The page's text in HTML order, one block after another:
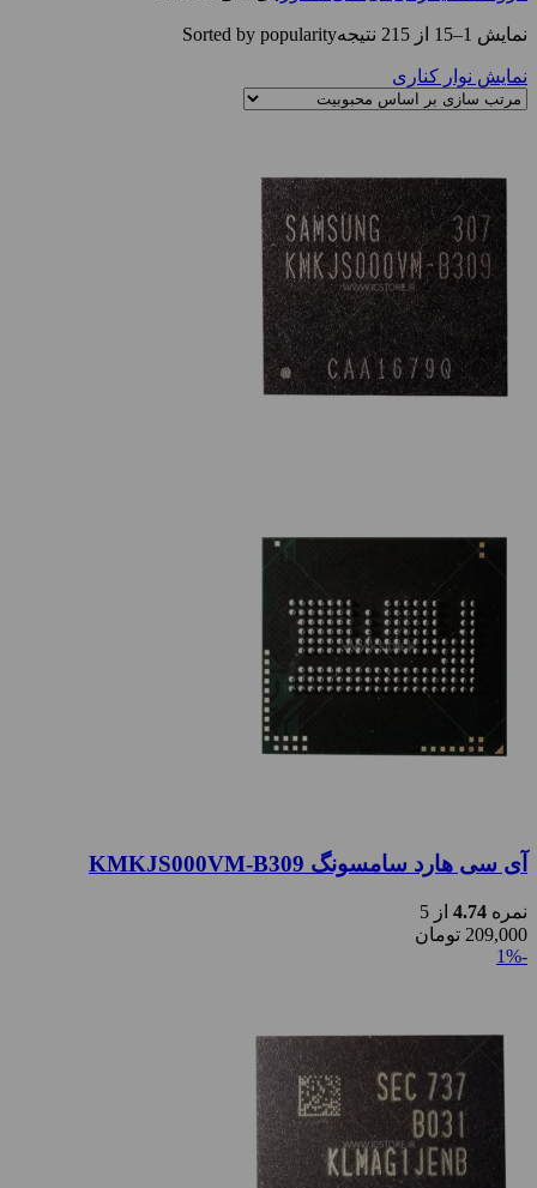
نمایش 1–15 از 215 نتیجه Sorted by popularity
نمایش نوار کناری
آی سی هارد سامسونگ KMKJS000VM-B309
نمره 4.74 از 5
209,000 تومان
-1%